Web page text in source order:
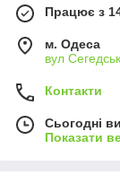
Працює з
м. Одеса
вул
Контакти
Сьогодні
Показати